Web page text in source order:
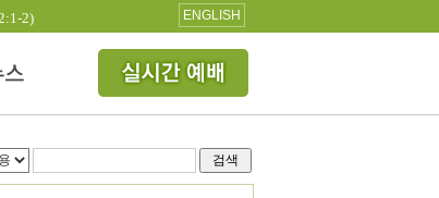
2) ENGLISH
검색